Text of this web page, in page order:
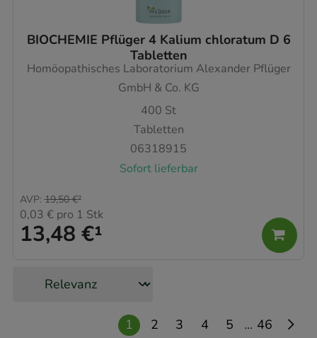
unserer Website sammeln, mit deren Hilfe wir
den Inhalt auf unserer Website aber auch die
Werbung auf Drittseiten möglichst relevant für Sie
zu gestalten. Bitte beachten Sie, dass Daten hierfür
teilweise an Dritte wie z.B. Google oder soziale
Medien übertragen werden.
BIOCHEMIE Pflüger 4 Kalium chloratum D 6
Tabletten
Homöopathisches Laboratorium Alexander Pflüger
GmbH & Co. KG
400 St
Tabletten
06318915
Sofort lieferbar
13,48 €¹
AVP: 19,50 €²
0,03 € pro 1 Stk
1 2 3 4 5 ... 46